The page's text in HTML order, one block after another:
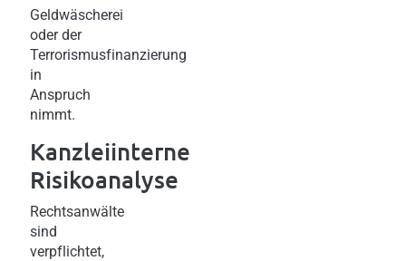
Geldwäscherei
oder der
Terrorismusfinanzierung
in
Anspruch
nimmt.
Kanzleiinterne
Risikoanalyse
Rechtsanwälte
sind
verpflichtet,